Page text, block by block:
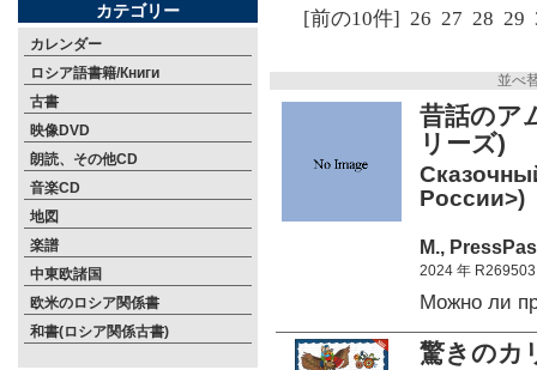
カテゴリー
カレンダー
ロシア語書籍/Книги
古書
映像DVD
朗読、その他CD
音楽CD
地図
楽譜
中東欧諸国
欧米のロシア関係書
和書(ロシア関係古書)
[前の10件] 26 27 28 29
並べ
昔話のア
リーズ)
России>)
М.,
2024 年 R269503
Можно ли
驚きのカ